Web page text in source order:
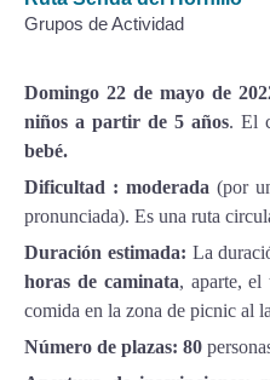
Grupos de Actividad
Domingo 22 de mayo de
niños a partir de 5 años. El
bebé.
Dificultad : moderada (por
pronunciada). Es una ruta
Duración estimada: La
horas de caminata, aparte, el
comida en la zona de picnic al
Número de plazas: 80